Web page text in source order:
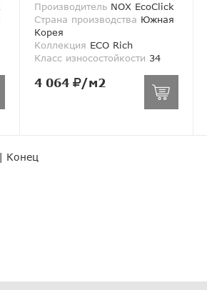
ПроизводительNOX EcoClick
Страна производства Южная
Корея
Коллекция ECO Rich
Класс износостойкости 34
4 064 /м2
| Конец